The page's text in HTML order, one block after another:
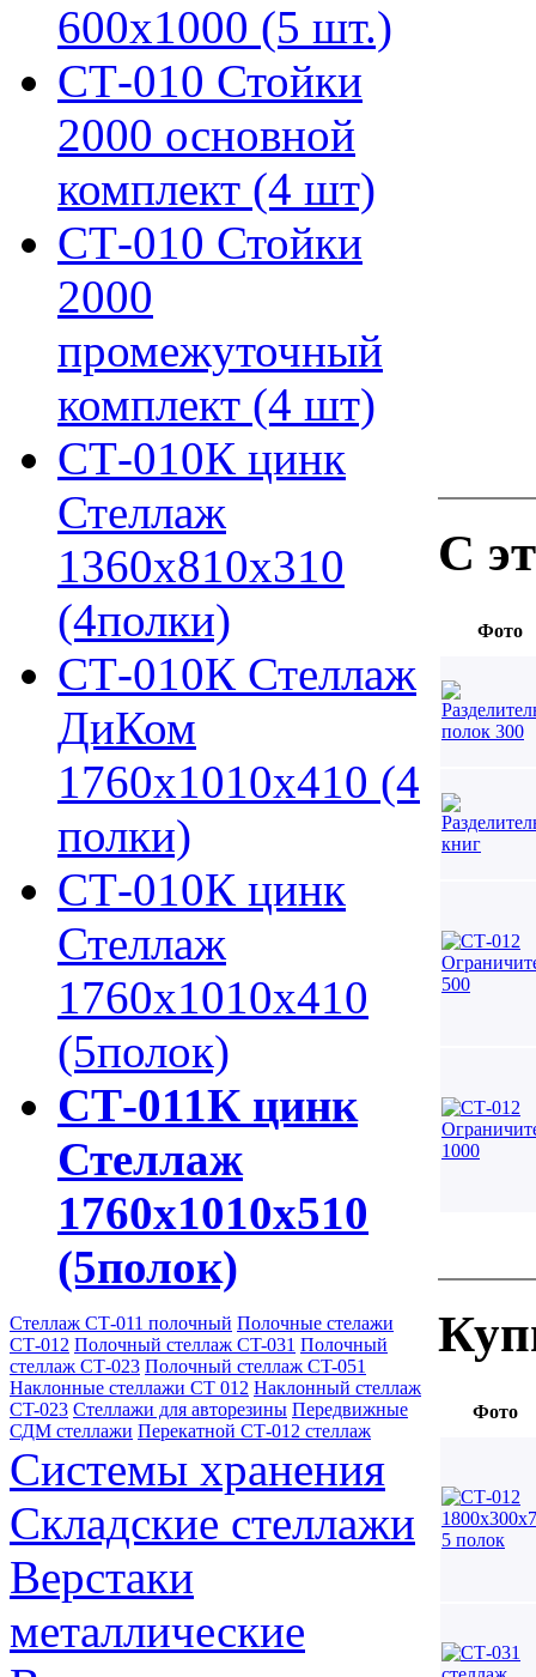
600х1000 (5 шт.)
СТ-010 Стойки
2000 основной
комплект (4 шт)
СТ-010 Стойки
2000
промежуточный
комплект (4 шт)
СТ-010К цинк
Стеллаж
1360х810х310
(4полки)
СТ-010К Стеллаж
ДиКом
1760х1010х410 (4
полки)
СТ-010К цинк
Стеллаж
1760х1010х410
(5полок)
СТ-011К цинк
Стеллаж
1760х1010х510
(5полок)
Стеллаж СТ-011 полочный Полочные стелажи
СТ-012 Полочный стеллаж CT-031 Полочный
стеллаж СТ-023 Полочный стеллаж CT-051
Наклонные стеллажи СТ 012 Наклонный стеллаж
CT-023 Стеллажи для авторезины Передвижные
СДМ стеллажи Перекатной СТ-012 стеллаж
Системы хранения
Складские стеллажи
Верстаки
металлические
С
Фото
Фото